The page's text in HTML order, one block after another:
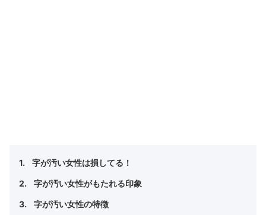
字が汚い女性は損してる！
字が汚い女性がもたれる印象
字が汚い女性の特徴